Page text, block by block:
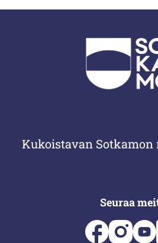
Kukoistavan Sotkamon
Seuraa